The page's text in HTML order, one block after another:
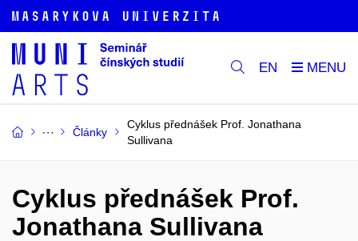
EN
Články
Cyklus přednášek Prof. Jonathana
Sullivana
Cyklus přednášek Prof.
Jonathana Sullivana